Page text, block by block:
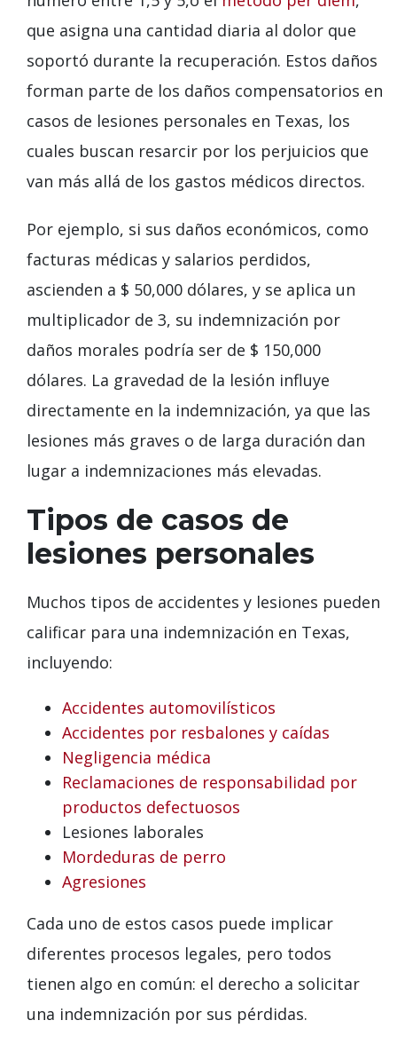
que asigna una cantidad diaria al dolor que
soportó durante la recuperación. Estos daños
forman parte de los daños compensatorios en
casos de lesiones personales en Texas, los
cuales buscan resarcir por los perjuicios que
van más allá de los gastos médicos directos.
Por ejemplo, si sus daños económicos, como
facturas médicas y salarios perdidos,
ascienden a $ 50,000 dólares, y se aplica un
multiplicador de 3, su indemnización por
daños morales podría ser de $ 150,000
dólares. La gravedad de la lesión influye
directamente en la indemnización, ya que las
lesiones más graves o de larga duración dan
lugar a indemnizaciones más elevadas.
Tipos de casos de
lesiones personales
Muchos tipos de accidentes y lesiones pueden
calificar para una indemnización en Texas,
incluyendo:
Accidentes automovilísticos
Accidentes por resbalones y caídas
Negligencia médica
Reclamaciones de responsabilidad por
productos defectuosos
Lesiones laborales
Mordeduras de perro
Agresiones
Cada uno de estos casos puede implicar
diferentes procesos legales, pero todos
tienen algo en común: el derecho a solicitar
una indemnización por sus pérdidas.